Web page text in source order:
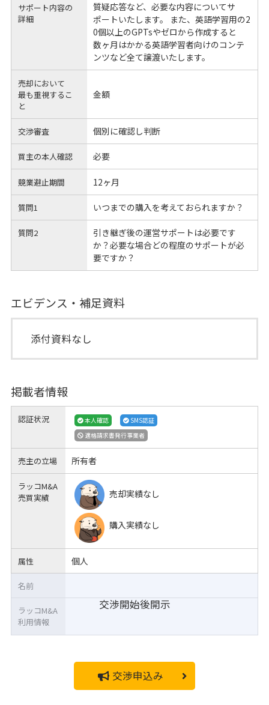
サポート内容の
詳細
質疑応答など、必要な内容についてサ
ポートいたします。 また、英語学習用の2
0個以上のGPTsやゼロから作成すると
数ヶ月はかかる英語学習者向けのコンテ
ンツなど全て譲渡いたします。
売却において
最も重視するこ
と
金額
交渉審査 個別に確認し判断
買主の本人確認 必要
競業避止期間 12ヶ月
質問1 いつまでの購入を考えておられますか？
質問2
引き継ぎ後の運営サポートは必要です
か？必要な場合どの程度のサポートが必
要ですか？
エビデンス・補足資料
添付資料なし
掲載者情報
認証状況 本人確認
SMS認証
適格請求書発行事業者
売主の立場 所有者
ラッコM&A
売買実績
売却実績なし
購入実績なし
属性 個人
交渉開始後開示
名前
ラッコM&A
利用情報
交渉申込み